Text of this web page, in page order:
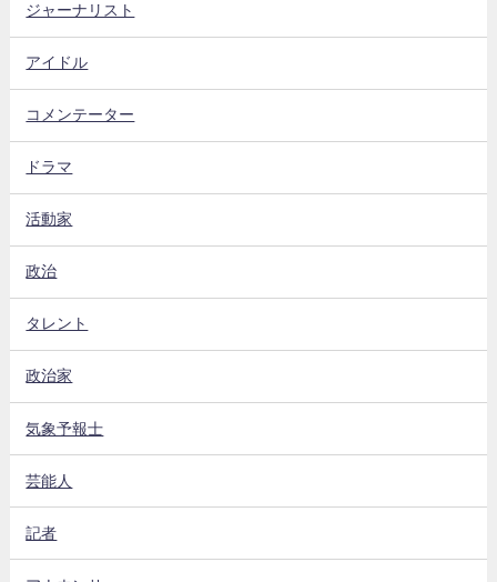
ジャーナリスト
アイドル
コメンテーター
ドラマ
活動家
政治
タレント
政治家
気象予報士
芸能人
記者